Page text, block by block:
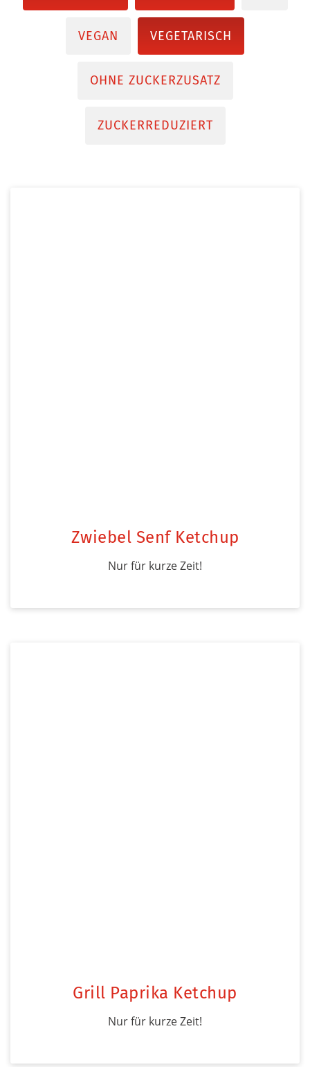
VEGAN VEGETARISCH
OHNE ZUCKERZUSATZ
ZUCKERREDUZIERT
Zwiebel Senf Ketchup
Nur für kurze Zeit!
Grill Paprika Ketchup
Nur für kurze Zeit!